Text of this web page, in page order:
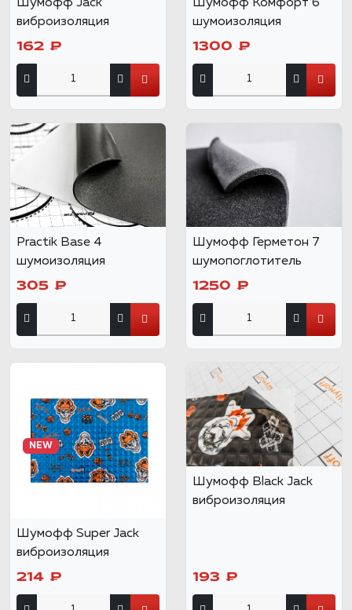
Шумофф Jack
виброизоляция
162 ₽
Шумофф Комфорт 6
шумоизоляция
1300 ₽
Practik Base 4
шумоизоляция
305 ₽
Шумофф Герметон 7
шумопоглотитель
1250 ₽
NEW
Шумофф Super Jack
виброизоляция
214 ₽
Шумофф Black Jack
виброизоляция
193 ₽